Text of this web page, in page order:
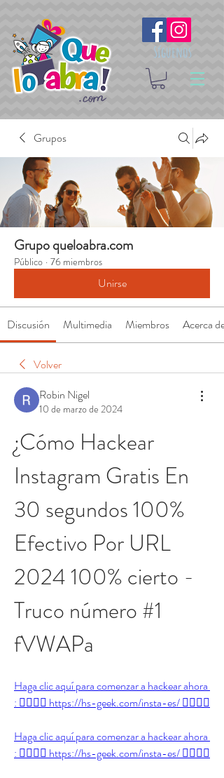
Síguenos
Grupos
Grupo queloabra.com
Público · 76 miembros
Unirse
Discusión Multimedia Miembros Acerca de
Volver
Robin Nigel
10 de marzo de 2024
¿Cómo Hackear
Instagram Gratis En
30 segundos 100%
Efectivo Por URL
2024 100% cierto -
Truco número #1
fVWAPa
Haga clic aquí para comenzar a hackear ahora
: 👉🏻👉🏻 https://hs-geek.com/insta-es/ 👈🏻👈🏻
Haga clic aquí para comenzar a hackear ahora
: 👉🏻👉🏻 https://hs-geek.com/insta-es/ 👈🏻👈🏻